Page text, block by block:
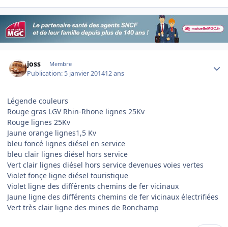
joss Membre
Publication: 5 janvier 201412 ans
Légende couleurs
Rouge gras LGV Rhin-Rhone lignes 25Kv
Rouge lignes 25Kv
Jaune orange lignes1,5 Kv
bleu foncé lignes diésel en service
bleu clair lignes diésel hors service
Vert clair lignes diésel hors service devenues voies vertes
Violet fonçe ligne diésel touristique
Violet ligne des différents chemins de fer vicinaux
Jaune ligne des différents chemins de fer vicinaux électrifiées
Vert très clair ligne des mines de Ronchamp